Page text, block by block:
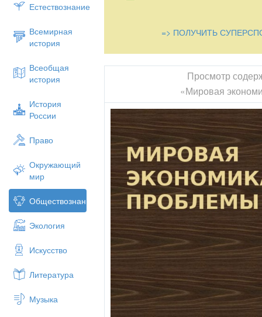
Естествознание
Всемирная
история
Всеобщая
история
История
России
Право
Окружающий
мир
Обществознание
Экология
Искусство
Литература
Музыка
=> ПОЛУЧИТЬ
Просмотр
«Мировая